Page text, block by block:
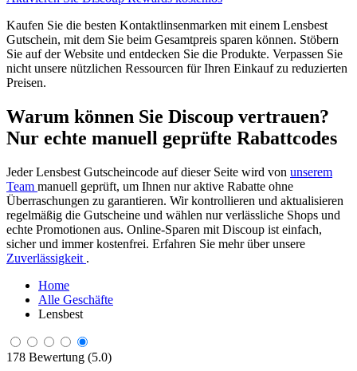
Kaufen Sie die besten Kontaktlinsenmarken mit einem Lensbest
Gutschein, mit dem Sie beim Gesamtpreis sparen können. Stöbern
Sie auf der Website und entdecken Sie die Produkte. Verpassen Sie
nicht unsere nützlichen Ressourcen für Ihren Einkauf zu reduzierten
Preisen.
Warum können Sie Discoup vertrauen?
Nur echte manuell geprüfte Rabattcodes
Jeder Lensbest Gutscheincode auf dieser Seite wird von unserem
Team manuell geprüft, um Ihnen nur aktive Rabatte ohne
Überraschungen zu garantieren. Wir kontrollieren und aktualisieren
regelmäßig die Gutscheine und wählen nur verlässliche Shops und
echte Promotionen aus. Online-Sparen mit Discoup ist einfach,
sicher und immer kostenfrei. Erfahren Sie mehr über unsere
Zuverlässigkeit .
Home
Alle Geschäfte
Lensbest
178 Bewertung (5.0)